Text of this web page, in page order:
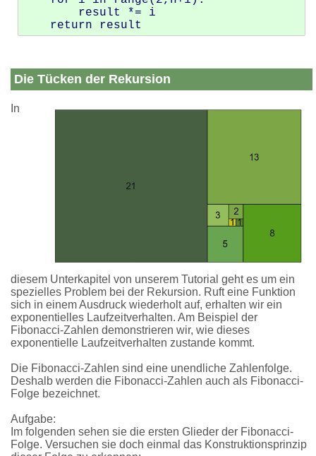
Die Tücken der Rekursion
In
diesem Unterkapitel von unserem Tutorial geht es um ein
spezielles Problem bei der Rekursion. Ruft eine Funktion
sich in einem Ausdruck wiederholt auf, erhalten wir ein
exponentielles Laufzeitverhalten. Am Beispiel der
Fibonacci-Zahlen demonstrieren wir, wie dieses
exponentielle Laufzeitverhalten zustande kommt.
Die Fibonacci-Zahlen sind eine unendliche Zahlenfolge.
Deshalb werden die Fibonacci-Zahlen auch als Fibonacci-
Folge bezeichnet.
Aufgabe:
Im folgenden sehen sie die ersten Glieder der Fibonacci-
Folge. Versuchen sie doch einmal das Konstruktionsprinzip